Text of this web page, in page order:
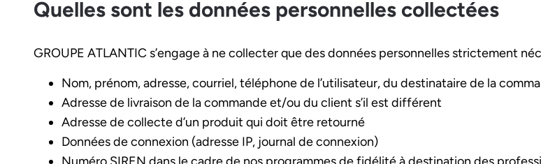
Quelles sont les données personnelles collectées
GROUPE ATLANTIC s’engage à ne collecter que des données personnelles strictement
Nom, prénom, adresse, courriel, téléphone de l’utilisateur, du destinataire de la
Adresse de livraison de la commande et/ou du client s’il est différent
Adresse de collecte d’un produit qui doit être retourné
Données de connexion (adresse IP, journal de connexion)